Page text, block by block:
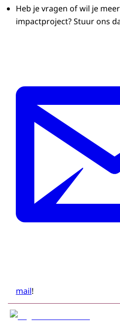
Heb je vragen of wil je
impactproject? Stuur ons
mail!